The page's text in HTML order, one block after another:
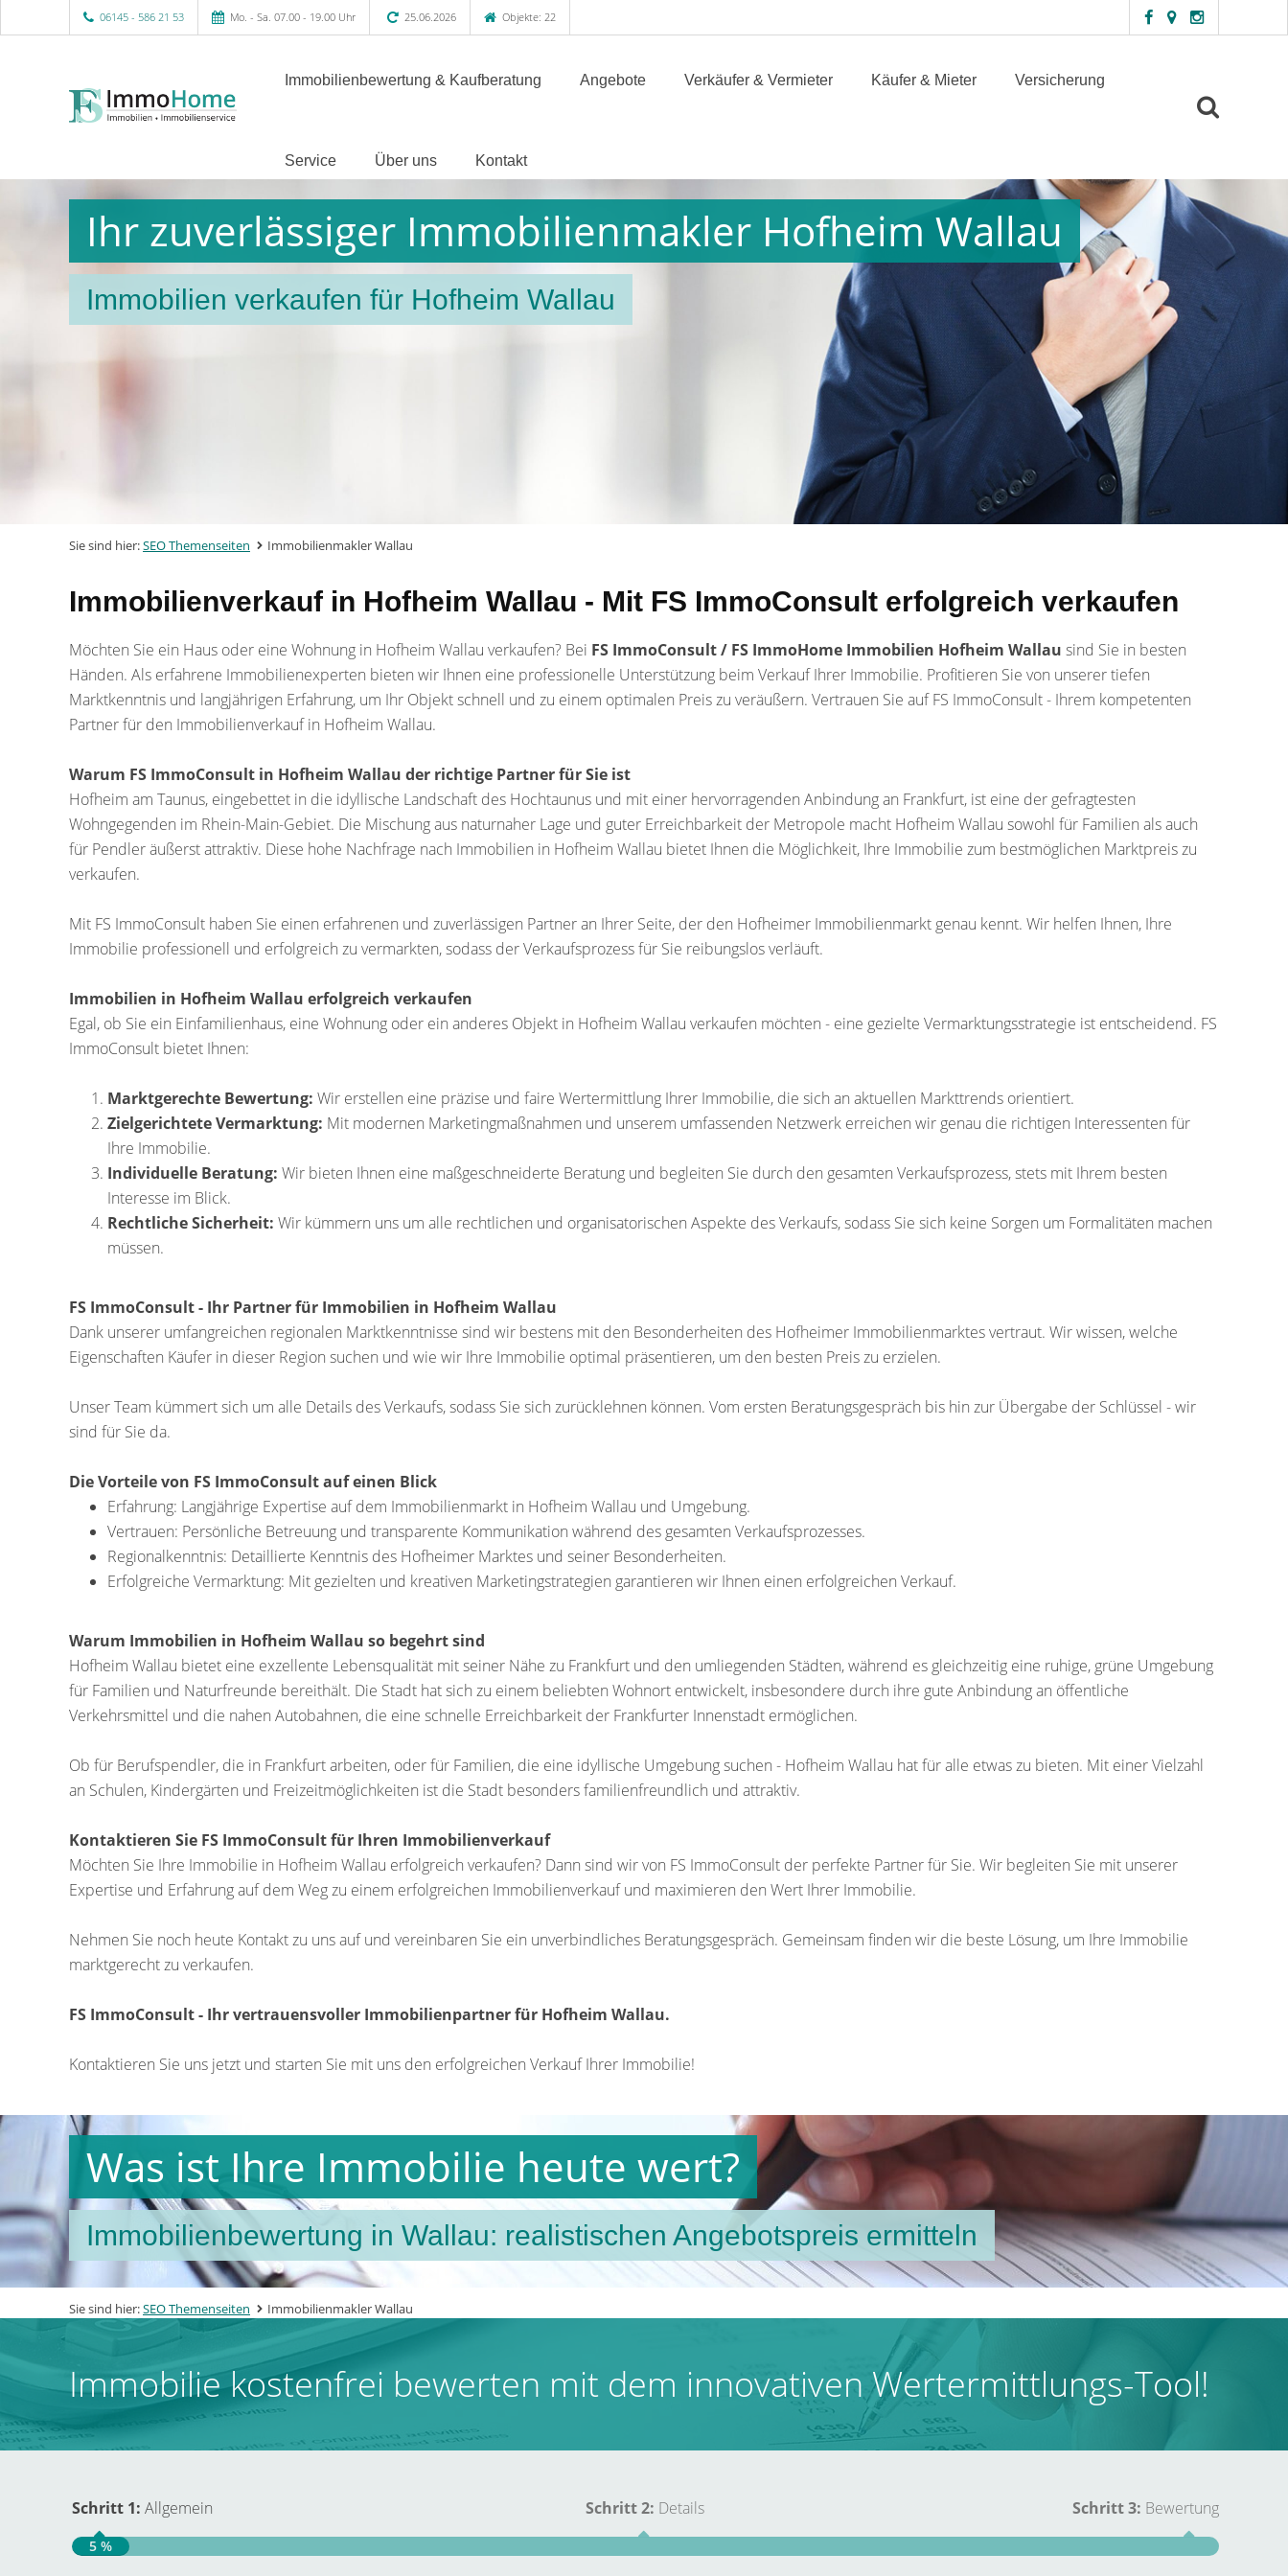
06145 - 586 21 53 Mo. - Sa. 07.00 - 19.00 Uhr 25.06.2026 Objekte: 22
Immobilienbewertung & Kaufberatung Angebote Verkäufer & Vermieter Käufer & Mieter Versicherung
Service Über uns Kontakt
Ihr zuverlässiger Immobilienmakler Hofheim Wallau
Immobilien verkaufen für Hofheim Wallau
Sie sind hier:SEO Themenseiten Immobilienmakler Wallau
Immobilienverkauf in Hofheim Wallau - Mit FS ImmoConsult erfolgreich verkaufen
Möchten Sie ein Haus oder eine Wohnung in Hofheim Wallau verkaufen? Bei FS ImmoConsult / FS ImmoHome Immobilien Hofheim Wallau sind Sie in besten
Händen. Als erfahrene Immobilienexperten bieten wir Ihnen eine professionelle Unterstützung beim Verkauf Ihrer Immobilie. Profitieren Sie von unserer tiefen
Marktkenntnis und langjährigen Erfahrung, um Ihr Objekt schnell und zu einem optimalen Preis zu veräußern. Vertrauen Sie auf FS ImmoConsult - Ihrem kompetenten
Partner für den Immobilienverkauf in Hofheim Wallau.
Warum FS ImmoConsult in Hofheim Wallau der richtige Partner für Sie ist
Hofheim am Taunus, eingebettet in die idyllische Landschaft des Hochtaunus und mit einer hervorragenden Anbindung an Frankfurt, ist eine der gefragtesten
Wohngegenden im Rhein-Main-Gebiet. Die Mischung aus naturnaher Lage und guter Erreichbarkeit der Metropole macht Hofheim Wallau sowohl für Familien als auch
für Pendler äußerst attraktiv. Diese hohe Nachfrage nach Immobilien in Hofheim Wallau bietet Ihnen die Möglichkeit, Ihre Immobilie zum bestmöglichen Marktpreis zu
verkaufen.
Mit FS ImmoConsult haben Sie einen erfahrenen und zuverlässigen Partner an Ihrer Seite, der den Hofheimer Immobilienmarkt genau kennt. Wir helfen Ihnen, Ihre
Immobilie professionell und erfolgreich zu vermarkten, sodass der Verkaufsprozess für Sie reibungslos verläuft.
Immobilien in Hofheim Wallau erfolgreich verkaufen
Egal, ob Sie ein Einfamilienhaus, eine Wohnung oder ein anderes Objekt in Hofheim Wallau verkaufen möchten - eine gezielte Vermarktungsstrategie ist entscheidend. FS
ImmoConsult bietet Ihnen:
Marktgerechte Bewertung: Wir erstellen eine präzise und faire Wertermittlung Ihrer Immobilie, die sich an aktuellen Markttrends orientiert.
Zielgerichtete Vermarktung: Mit modernen Marketingmaßnahmen und unserem umfassenden Netzwerk erreichen wir genau die richtigen Interessenten für
Ihre Immobilie.
Individuelle Beratung: Wir bieten Ihnen eine maßgeschneiderte Beratung und begleiten Sie durch den gesamten Verkaufsprozess, stets mit Ihrem besten
Interesse im Blick.
Rechtliche Sicherheit: Wir kümmern uns um alle rechtlichen und organisatorischen Aspekte des Verkaufs, sodass Sie sich keine Sorgen um Formalitäten machen
müssen.
FS ImmoConsult - Ihr Partner für Immobilien in Hofheim Wallau
Dank unserer umfangreichen regionalen Marktkenntnisse sind wir bestens mit den Besonderheiten des Hofheimer Immobilienmarktes vertraut. Wir wissen, welche
Eigenschaften Käufer in dieser Region suchen und wie wir Ihre Immobilie optimal präsentieren, um den besten Preis zu erzielen.
Unser Team kümmert sich um alle Details des Verkaufs, sodass Sie sich zurücklehnen können. Vom ersten Beratungsgespräch bis hin zur Übergabe der Schlüssel - wir
sind für Sie da.
Die Vorteile von FS ImmoConsult auf einen Blick
Erfahrung: Langjährige Expertise auf dem Immobilienmarkt in Hofheim Wallau und Umgebung.
Vertrauen: Persönliche Betreuung und transparente Kommunikation während des gesamten Verkaufsprozesses.
Regionalkenntnis: Detaillierte Kenntnis des Hofheimer Marktes und seiner Besonderheiten.
Erfolgreiche Vermarktung: Mit gezielten und kreativen Marketingstrategien garantieren wir Ihnen einen erfolgreichen Verkauf.
Warum Immobilien in Hofheim Wallau so begehrt sind
Hofheim Wallau bietet eine exzellente Lebensqualität mit seiner Nähe zu Frankfurt und den umliegenden Städten, während es gleichzeitig eine ruhige, grüne Umgebung
für Familien und Naturfreunde bereithält. Die Stadt hat sich zu einem beliebten Wohnort entwickelt, insbesondere durch ihre gute Anbindung an öffentliche
Verkehrsmittel und die nahen Autobahnen, die eine schnelle Erreichbarkeit der Frankfurter Innenstadt ermöglichen.
Ob für Berufspendler, die in Frankfurt arbeiten, oder für Familien, die eine idyllische Umgebung suchen - Hofheim Wallau hat für alle etwas zu bieten. Mit einer Vielzahl
an Schulen, Kindergärten und Freizeitmöglichkeiten ist die Stadt besonders familienfreundlich und attraktiv.
Kontaktieren Sie FS ImmoConsult für Ihren Immobilienverkauf
Möchten Sie Ihre Immobilie in Hofheim Wallau erfolgreich verkaufen? Dann sind wir von FS ImmoConsult der perfekte Partner für Sie. Wir begleiten Sie mit unserer
Expertise und Erfahrung auf dem Weg zu einem erfolgreichen Immobilienverkauf und maximieren den Wert Ihrer Immobilie.
Nehmen Sie noch heute Kontakt zu uns auf und vereinbaren Sie ein unverbindliches Beratungsgespräch. Gemeinsam finden wir die beste Lösung, um Ihre Immobilie
marktgerecht zu verkaufen.
FS ImmoConsult - Ihr vertrauensvoller Immobilienpartner für Hofheim Wallau.
Kontaktieren Sie uns jetzt und starten Sie mit uns den erfolgreichen Verkauf Ihrer Immobilie!
Was ist Ihre Immobilie heute wert?
Immobilienbewertung in Wallau: realistischen Angebotspreis ermitteln
Sie sind hier:SEO Themenseiten Immobilienmakler Wallau
Immobilie kostenfrei bewerten mit dem innovativen Wertermittlungs-Tool!
Schritt 1: Allgemein Schritt 2: Details Schritt 3: Bewertung
5 %